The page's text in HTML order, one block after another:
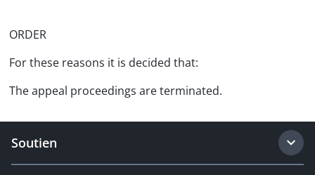
ORDER
For these reasons it is decided that:
The appeal proceedings are terminated.
Soutien